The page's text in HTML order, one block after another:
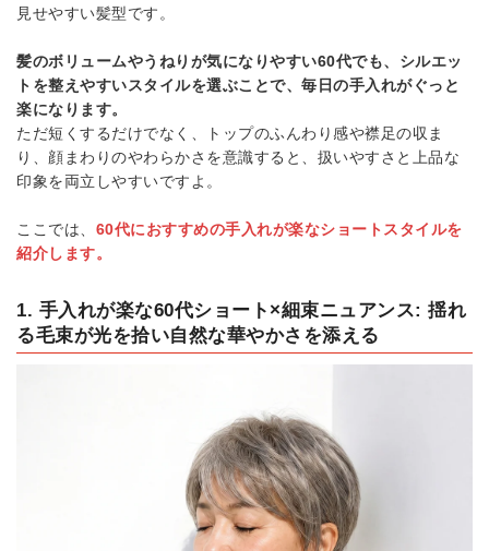
見せやすい髪型です。
髪のボリュームやうねりが気になりやすい60代でも、シルエッ
トを整えやすいスタイルを選ぶことで、毎日の手入れがぐっと
楽になります。
ただ短くするだけでなく、トップのふんわり感や襟足の収ま
り、顔まわりのやわらかさを意識すると、扱いやすさと上品な
印象を両立しやすいですよ。
ここでは、 60代におすすめの手入れが楽なショートスタイルを
紹介します。
1. 手入れが楽な60代ショート×細束ニュアンス: 揺れ
る毛束が光を拾い自然な華やかさを添える